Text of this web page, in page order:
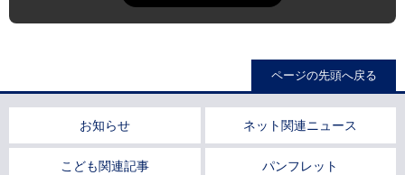
ページの先頭へ戻る
お知らせ ネット関連ニュース
こども関連記事 パンフレット